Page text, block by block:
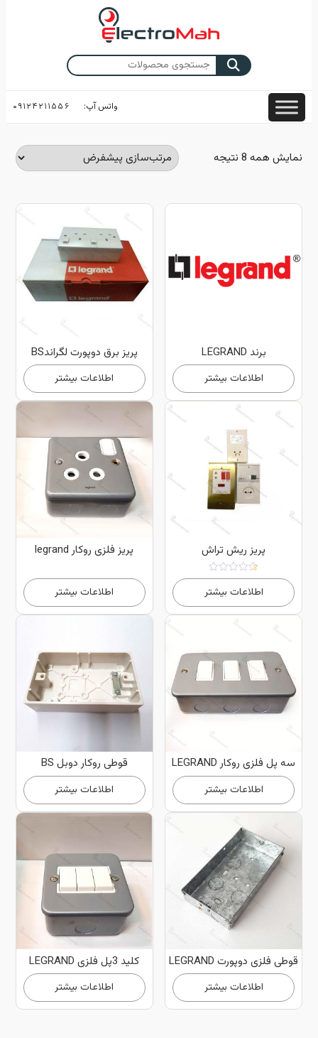
جستجو
برای:
واتس آپ: ۰۹۱۲۴۲۱۱۵۵۶
نمایش همه 8 نتیجه
برند LEGRAND
اطلاعات بیشتر
پریز برق دوپورت لگراندBS
اطلاعات بیشتر
پریز ریش تراش
امتیاز
3.75
از 5
اطلاعات بیشتر
پریز فلزی روکار legrand
اطلاعات بیشتر
سه پل فلزی روکار LEGRAND
اطلاعات بیشتر
قوطی روکار دوبل BS
اطلاعات بیشتر
قوطی فلزی دوپورت LEGRAND
اطلاعات بیشتر
کلید 3پل فلزی LEGRAND
اطلاعات بیشتر